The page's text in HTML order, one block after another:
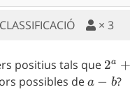
CLASSIFICACIÓ × 3
positius tals que 2a +
possibles dea-
a − b?